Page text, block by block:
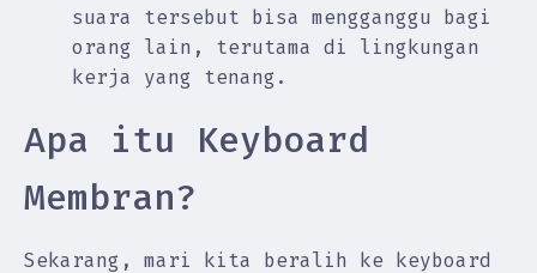
suara tersebut bisa mengganggu bagi
orang lain, terutama di lingkungan
kerja yang tenang.
Apa itu Keyboard
Membran?
Sekarang, mari kita beralih ke keyboard